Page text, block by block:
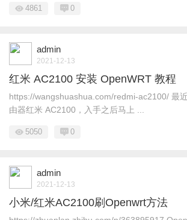
4861 0
admin
2021-12-13
红米 AC2100 安装 OpenWRT 教程
https://wangshuashua.com/redmi-ac2100/ 最
由器红米 AC2100，入手之后马上 ...
5050 0
admin
2021-12-13
小米/红米AC2100刷Openwrt方法